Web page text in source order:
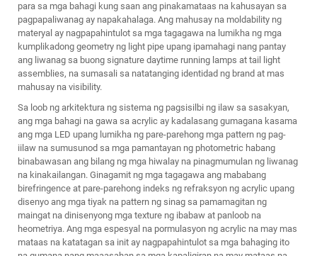
para sa mga bahagi kung saan ang pinakamataas na kahusayan sa
pagpapaliwanag ay napakahalaga. Ang mahusay na moldability ng
materyal ay nagpapahintulot sa mga tagagawa na lumikha ng mga
kumplikadong geometry ng light pipe upang ipamahagi nang pantay
ang liwanag sa buong signature daytime running lamps at tail light
assemblies, na sumasali sa natatanging identidad ng brand at mas
mahusay na visibility.
Sa loob ng arkitektura ng sistema ng pagsisilbi ng ilaw sa sasakyan,
ang mga bahagi na gawa sa acrylic ay kadalasang gumagana kasama
ang mga LED upang lumikha ng pare-parehong mga pattern ng pag-
iilaw na sumusunod sa mga pamantayan ng photometric habang
binabawasan ang bilang ng mga hiwalay na pinagmumulan ng liwanag
na kinakailangan. Ginagamit ng mga tagagawa ang mababang
birefringence at pare-parehong indeks ng refraksyon ng acrylic upang
disenyo ang mga tiyak na pattern ng sinag sa pamamagitan ng
maingat na dinisenyong mga texture ng ibabaw at panloob na
heometriya. Ang mga espesyal na pormulasyon ng acrylic na may mas
mataas na katatagan sa init ay nagpapahintulot sa mga bahaging ito